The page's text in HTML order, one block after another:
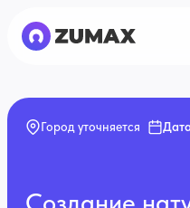
Город уточняется